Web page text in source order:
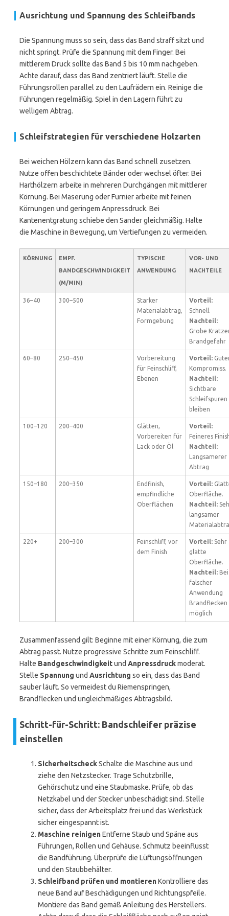
Ausrichtung und Spannung des Schleifbands
Die Spannung muss so sein, dass das Band straff sitzt und
nicht springt. Prüfe die Spannung mit dem Finger. Bei
mittlerem Druck sollte das Band 5 bis 10 mm nachgeben.
Achte darauf, dass das Band zentriert läuft. Stelle die
Führungsrollen parallel zu den Laufrädern ein. Reinige die
Führungen regelmäßig. Spiel in den Lagern führt zu
welligem Abtrag.
Schleifstrategien für verschiedene Holzarten
Bei weichen Hölzern kann das Band schnell zusetzen.
Nutze offen beschichtete Bänder oder wechsel öfter. Bei
Harthölzern arbeite in mehreren Durchgängen mit mittlerer
Körnung. Bei Maserung oder Furnier arbeite mit feinen
Körnungen und geringem Anpressdruck. Bei
Kantenentgratung schiebe den Sander gleichmäßig. Halte
die Maschine in Bewegung, um Vertiefungen zu vermeiden.
KÖRNUNG
EMPF.
BANDGESCHWINDIGKEIT
(M/MIN)
TYPISCHE
ANWENDUNG
VOR- UND
NACHTEILE
36–40 300–500
Starker
Materialabtrag,
Formgebung
Vorteil:
Schnell.
Nachteil:
Grobe
Brandgefahr
60–80 250–450
Vorbereitung
für Feinschliff,
Ebenen
Vorteil:
Kompromiss.
Nachteil:
Sichtbare
Schleifspuren
bleiben
100–120 200–400
Glätten,
Vorbereiten für
Lack oder Öl
Vorteil:
Feineres
Nachteil:
Langsamerer
Abtrag
150–180 200–350
Endfinish,
empfindliche
Oberflächen
Vorteil:
Oberfläche.
Nachteil:
langsamer
220+ 200–300
Feinschliff, vor
dem Finish
Vorteil: Sehr
glatte
Oberfläche.
Nachteil: Bei
falscher
Anwendung
Brandflecken
möglich
Zusammenfassend gilt: Beginne mit einer Körnung, die zum
Abtrag passt. Nutze progressive Schritte zum Feinschliff.
Halte Bandgeschwindigkeitund Anpressdruckmoderat.
Stelle Spannung und Ausrichtung so ein, dass das Band
sauber läuft. So vermeidest du Riemenspringen,
Brandflecken und ungleichmäßiges Abtragsbild.
Schritt-für-Schritt: Bandschleifer präzise
einstellen
SicherheitscheckSchalte die Maschine aus und
ziehe den Netzstecker. Trage Schutzbrille,
Gehörschutz und eine Staubmaske. Prüfe, ob das
Netzkabel und der Stecker unbeschädigt sind. Stelle
sicher, dass der Arbeitsplatz frei und das Werkstück
sicher eingespannt ist.
Maschine reinigenEntferne Staub und Späne aus
Führungen, Rollen und Gehäuse. Schmutz beeinflusst
die Bandführung. Überprüfe die Lüftungsöffnungen
und den Staubbehälter.
Schleifband prüfen und montierenKontrolliere das
neue Band auf Beschädigungen und Richtungspfeile.
Montiere das Band gemäß Anleitung des Herstellers.